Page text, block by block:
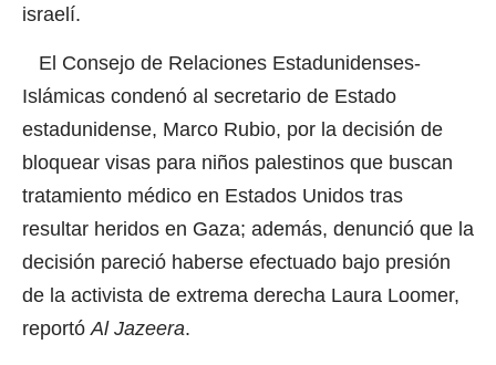
israelí.
El Consejo de Relaciones Estadunidenses-
Islámicas condenó al secretario de Estado
estadunidense, Marco Rubio, por la decisión de
bloquear visas para niños palestinos que buscan
tratamiento médico en Estados Unidos tras
resultar heridos en Gaza; además, denunció que la
decisión pareció haberse efectuado bajo presión
de la activista de extrema derecha Laura Loomer,
reportó Al Jazeera.